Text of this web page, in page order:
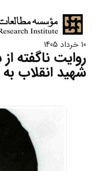
10 خرداد 1405
روایت ناگفته
شهید انقلاب